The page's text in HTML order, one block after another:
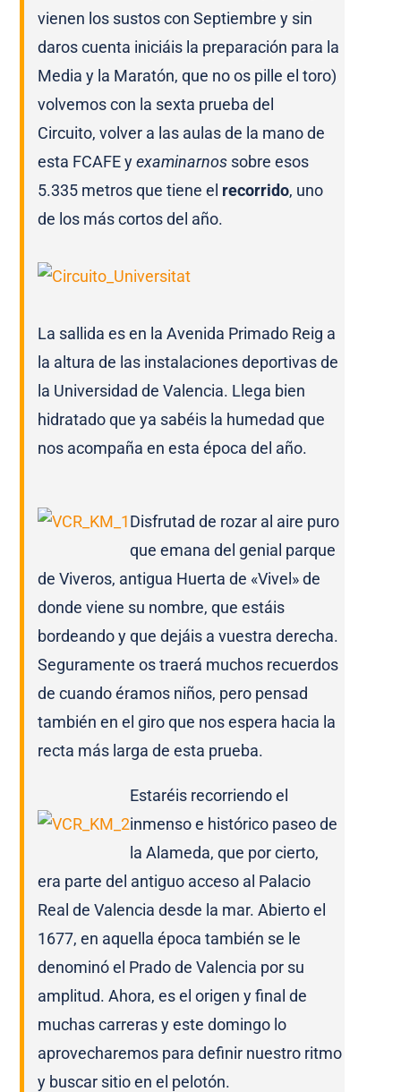
vienen los sustos con Septiembre y sin
daros cuenta iniciáis la preparación para la
Media y la Maratón, que no os pille el toro)
volvemos con la sexta prueba del
Circuito, volver a las aulas de la mano de
esta FCAFE yexaminarnos sobre esos
5.335 metros que tiene el recorrido, uno
de los más cortos del año.
La sallida es en la Avenida Primado Reig a
la altura de las instalaciones deportivas de
la Universidad de Valencia. Llega bien
hidratado que ya sabéis la humedad que
nos acompaña en esta época del año.
Disfrutad de rozar al aire puro
que emana del genial parque
de Viveros, antigua Huerta de «Vivel» de
donde viene su nombre, que estáis
bordeando y que dejáis a vuestra derecha.
Seguramente os traerá muchos recuerdos
de cuando éramos niños, pero pensad
también en el giro que nos espera hacia la
recta más larga de esta prueba.
Estaréis recorriendo el
inmenso e histórico paseo de
la Alameda, que por cierto,
era parte del antiguo acceso al Palacio
Real de Valencia desde la mar. Abierto el
1677, en aquella época también se le
denominó el Prado de Valencia por su
amplitud. Ahora, es el origen y final de
muchas carreras y este domingo lo
aprovecharemos para definir nuestro ritmo
y buscar sitio en el pelotón.